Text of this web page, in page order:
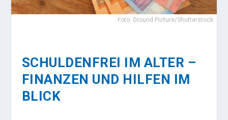
Foto: Ground Picture/Shutterstock
SCHULDENFREI IM ALTER –
FINANZEN UND HILFEN IM
BLICK